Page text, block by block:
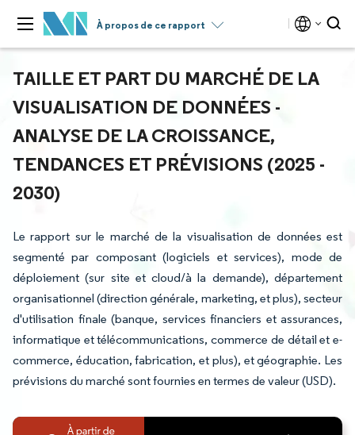
À propos de ce rapport
TAILLE ET PART DU MARCHÉ DE LA
VISUALISATION DE DONNÉES -
ANALYSE DE LA CROISSANCE,
TENDANCES ET PRÉVISIONS (2025 -
2030)
Le rapport sur le marché de la visualisation de données est
segmenté par composant (logiciels et services), mode de
déploiement (sur site et cloud/à la demande), département
organisationnel (direction générale, marketing, et plus), secteur
d'utilisation finale (banque, services financiers et assurances,
informatique et télécommunications, commerce de détail et e-
commerce, éducation, fabrication, et plus), et géographie. Les
prévisions du marché sont fournies en termes de valeur (USD).